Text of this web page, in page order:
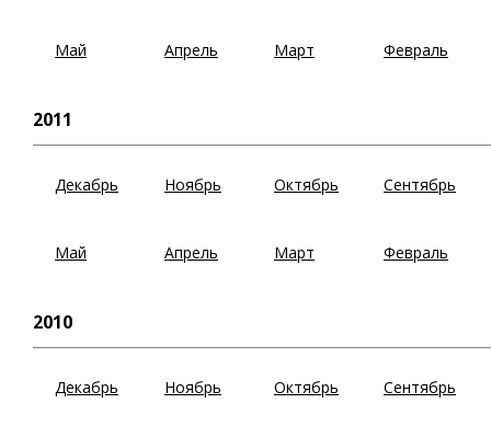
Май Апрель Март Февраль
2011
Декабрь Ноябрь Октябрь Сентябрь
Май Апрель Март Февраль
2010
Декабрь Ноябрь Октябрь Сентябрь